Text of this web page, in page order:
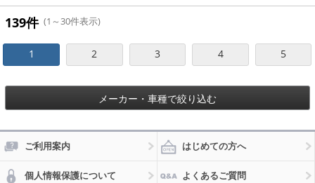
ャップ
04
139件 (1～30件表示)
1 2 3 4 5
メーカー・車種で絞り込む
ご利用案内 はじめての方へ
個人情報保護について よくあるご質問